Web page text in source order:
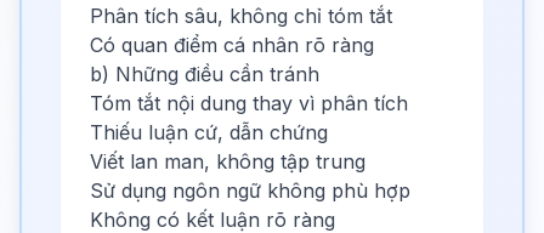
Phân tích sâu, không chỉ tóm tắt
Có quan điểm cá nhân rõ ràng
b) Những điều cần tránh
Tóm tắt nội dung thay vì phân tích
Thiếu luận cứ, dẫn chứng
Viết lan man, không tập trung
Sử dụng ngôn ngữ không phù hợp
Không có kết luận rõ ràng